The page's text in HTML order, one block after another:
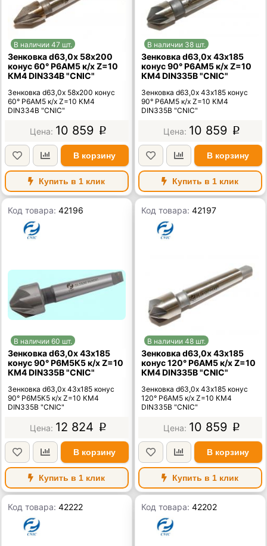
В наличии 47 шт.
Зенковка d63,0х 58х200
конус 60° Р6АМ5 к/х Z=10
КМ4 DIN334B "CNIC"
Зенковка d63,0х 58х200 конус
60° Р6АМ5 к/х Z=10 КМ4
DIN334B "CNIC"
10 859 p
В корзину
Купить в 1 клик
В наличии 38 шт.
Зенковка d63,0х 43х185
конус 90° Р6АМ5 к/х Z=10
КМ4 DIN335B "CNIC"
Зенковка d63,0х 43х185 конус
90° Р6АМ5 к/х Z=10 КМ4
DIN335B "CNIC"
10 859 p
В корзину
Купить в 1 клик
Код товара:42196
В наличии 60 шт.
Зенковка d63,0х 43х185
конус 90° Р6М5К5 к/х Z=10
КМ4 DIN335B "CNIC"
Зенковка d63,0х 43х185 конус
90° Р6М5К5 к/х Z=10 КМ4
DIN335B "CNIC"
12 824 p
В корзину
Купить в 1 клик
Код товара:42197
В наличии 48 шт.
Зенковка d63,0х 43х185
конус 120° Р6АМ5 к/х Z=10
КМ4 DIN335B "CNIC"
Зенковка d63,0х 43х185 конус
120° Р6АМ5 к/х Z=10 КМ4
DIN335B "CNIC"
10 859 p
В корзину
Купить в 1 клик
Код товара:42222 Код товара:42202